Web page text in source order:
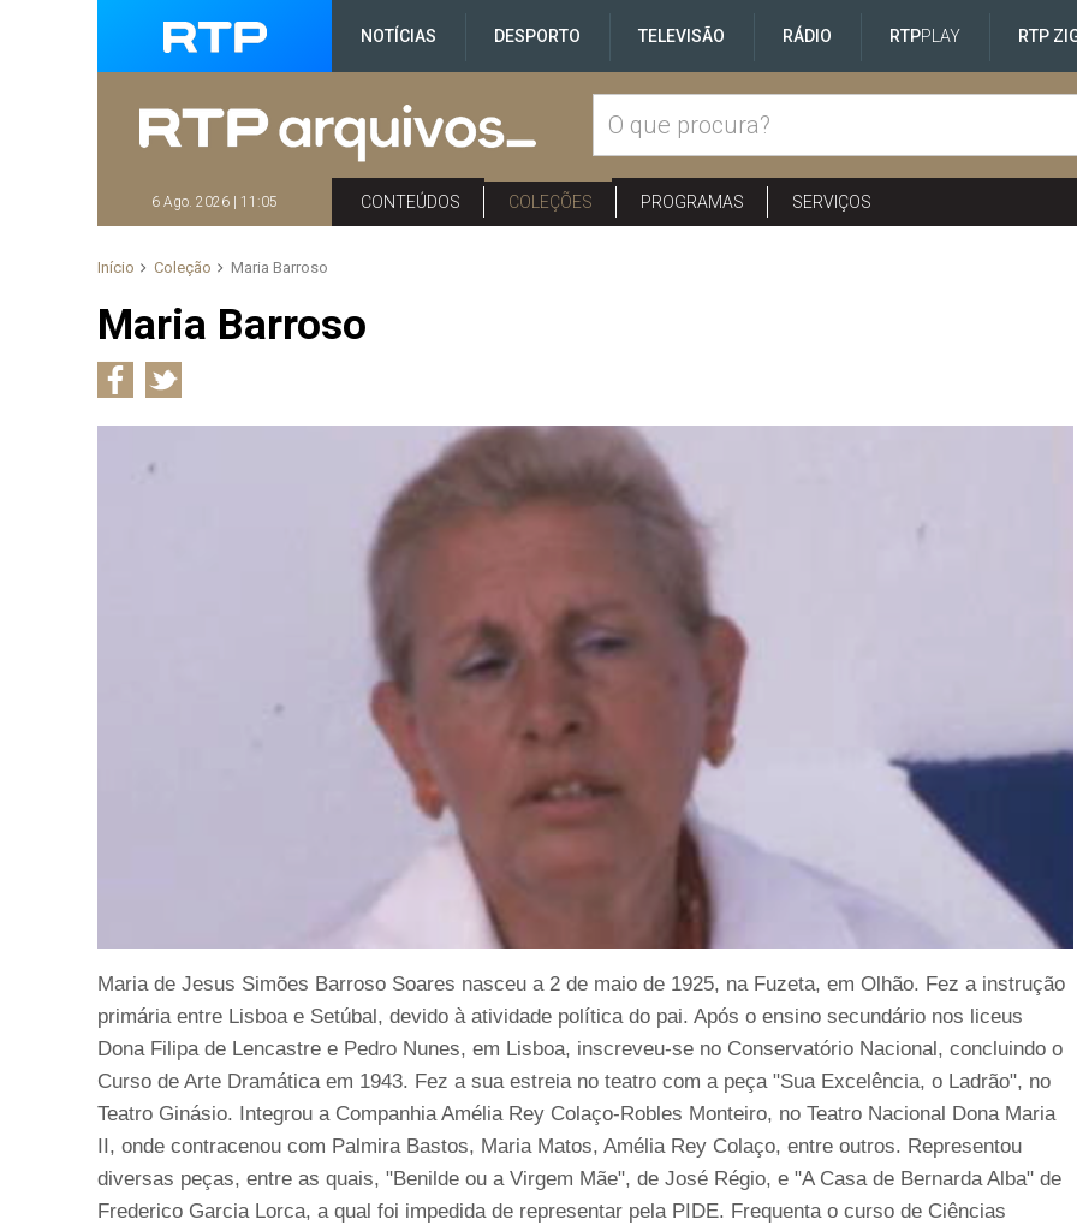
NOTÍCIAS DESPORTO TELEVISÃO RÁDIO RTPPLAY RTP
6 Ago. 2026 | 11:05 CONTEÚDOS COLEÇÕES PROGRAMAS SERVIÇOS
Início Coleção Maria Barroso
Maria Barroso
Maria de Jesus Simões Barroso Soares nasceu a 2 de maio de 1925, na Fuzeta, em Olhão. Fez a instrução
primária entre Lisboa e Setúbal, devido à atividade política do pai. Após o ensino secundário nos liceus
Dona Filipa de Lencastre e Pedro Nunes, em Lisboa, inscreveu-se no Conservatório Nacional, concluindo o
Curso de Arte Dramática em 1943. Fez a sua estreia no teatro com a peça "Sua Excelência, o Ladrão", no
Teatro Ginásio. Integrou a Companhia Amélia Rey Colaço-Robles Monteiro, no Teatro Nacional Dona Maria
II, onde contracenou com Palmira Bastos, Maria Matos, Amélia Rey Colaço, entre outros. Representou
diversas peças, entre as quais, "Benilde ou a Virgem Mãe", de José Régio, e "A Casa de Bernarda Alba" de
Frederico Garcia Lorca, a qual foi impedida de representar pela PIDE. Frequenta o curso de Ciências